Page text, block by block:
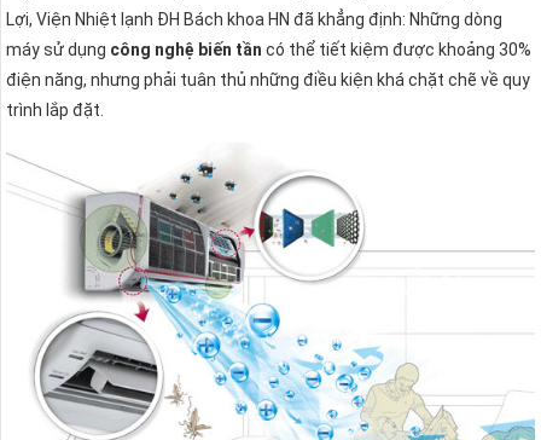
Lợi, Viện Nhiệt lạnh ĐH Bách khoa HN đã khẳng định: Những dòng
máy sử dụng công nghệ biến tần có thể tiết kiệm được khoảng 30%
điện năng, nhưng phải tuân thủ những điều kiện khá chặt chẽ về quy
trình lắp đặt.